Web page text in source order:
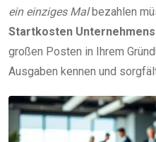
ein einziges Malbezahlen
Startkosten
großen Posten in Ihrem
Ausgaben kennen und